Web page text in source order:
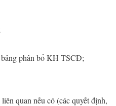
phân bổ KH TSCĐ;
quan nếu có (các quyết định,